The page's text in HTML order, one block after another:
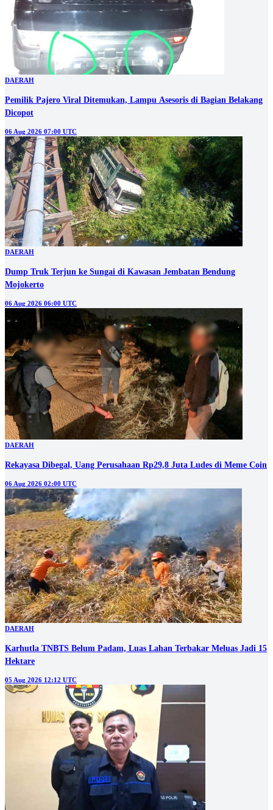
DAERAH
Pemilik Pajero Viral Ditemukan, Lampu Asesoris di Bagian Belakang
Dicopot
06 Aug 2026 07:00 UTC
DAERAH
Dump Truk Terjun ke Sungai di Kawasan Jembatan Bendung
Mojokerto
06 Aug 2026 06:00 UTC
DAERAH
Rekayasa Dibegal, Uang Perusahaan Rp29,8 Juta Ludes di Meme Coin
06 Aug 2026 02:00 UTC
DAERAH
Karhutla TNBTS Belum Padam, Luas Lahan Terbakar Meluas Jadi 15
Hektare
05 Aug 2026 12:12 UTC